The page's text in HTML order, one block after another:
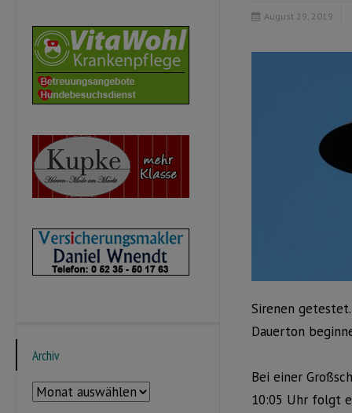
August 29, 2019
Sirenen
Dauerton
Bei einer
10:05 Uhr folgt
Archiv
Archiv